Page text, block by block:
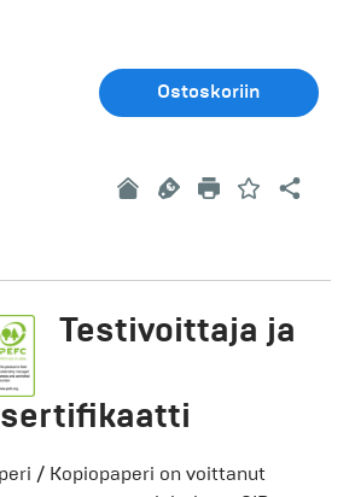
Ostoskoriin
Testivoittaja ja
/ Kopiopaperi on voittanut